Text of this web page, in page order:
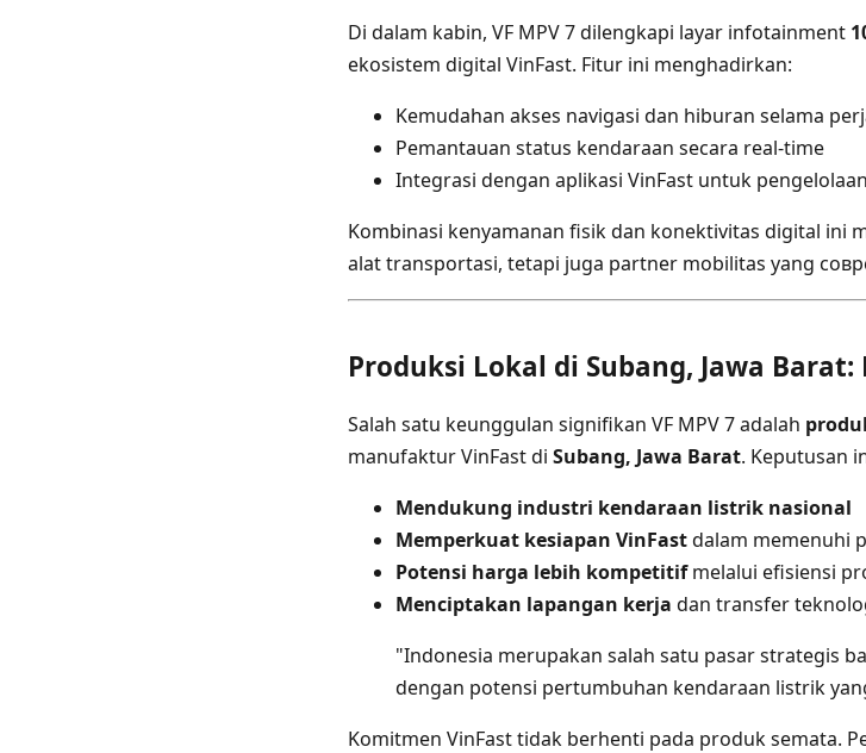
Di dalam kabin, VF MPV 7 dilengkapi layar infotainment
ekosistem digital VinFast. Fitur ini menghadirkan:
Kemudahan akses navigasi dan hiburan selama
Pemantauan status kendaraan secara real-time
Integrasi dengan aplikasi VinFast untuk
Kombinasi kenyamanan fisik dan konektivitas digital ini
alat transportasi, tetapi juga partner mobilitas yang
Produksi Lokal di Subang, Jawa
Salah satu keunggulan signifikan VF MPV 7 adalah
manufaktur VinFast di Subang, Jawa Barat. Keputusan
Mendukung industri kendaraan listrik nasional
Memperkuat kesiapan VinFastdalam memenuhi
Potensi harga lebih kompetitifmelalui efisiensi
Menciptakan lapangan kerja dan transfer
"Indonesia merupakan salah satu pasar strategis
dengan potensi pertumbuhan kendaraan listrik
Komitmen VinFast tidak berhenti pada produk semata.